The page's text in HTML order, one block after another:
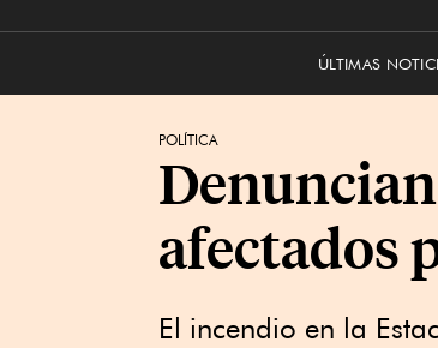
ÚLTIMAS
POLÍTICA
afectados
El incendio en la